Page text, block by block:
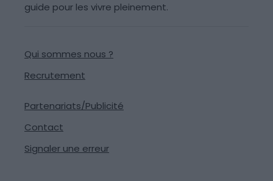
guide pour les vivre pleinement.
Qui sommes nous ?
Recrutement
Partenariats/Publicité
Contact
Signaler une erreur